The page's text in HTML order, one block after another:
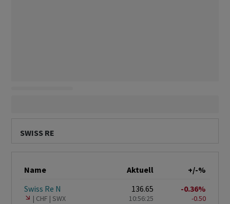
SWISS RE
Name Aktuell
+/-%
Swiss Re N
CHF SWX
136.65
10:56:25
-0.36%
-0.50